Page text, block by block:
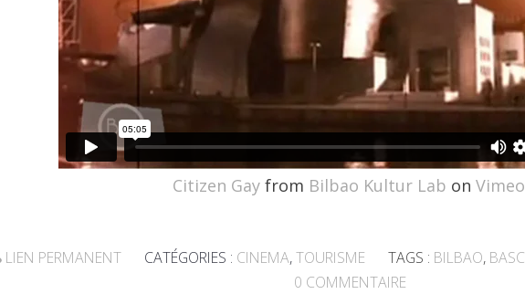
Citizen Gayfrom Bilbao Kultur Lab on Vimeo
LIEN PERMANENT CATÉGORIES : CINEMA,TOURISME TAGS : BILBAO,
0 COMMENTAIRE